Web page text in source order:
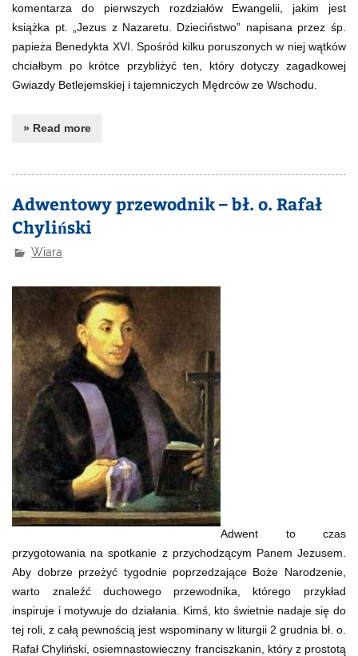
komentarza do pierwszych rozdziałów Ewangelii, jakim jest
książka pt. „Jezus z Nazaretu. Dzieciństwo” napisana przez śp.
papieża Benedykta XVI. Spośród kilku poruszonych w niej wątków
chciałbym po krótce przybliżyć ten, który dotyczy zagadkowej
Gwiazdy Betlejemskiej i tajemniczych Mędrców ze Wschodu.
» Read more
Adwentowy przewodnik – bł. o. Rafał
Chyliński
Wiara
Adwent to czas
przygotowania na spotkanie z przychodzącym Panem Jezusem.
Aby dobrze przeżyć tygodnie poprzedzające Boże Narodzenie,
warto znaleźć duchowego przewodnika, którego przykład
inspiruje i motywuje do działania. Kimś, kto świetnie nadaje się do
tej roli, z całą pewnością jest wspominany w liturgii 2 grudnia bł. o.
Rafał Chyliński, osiemnastowieczny franciszkanin, który z prostotą